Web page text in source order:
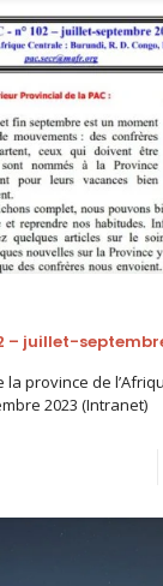
– juillet-
la province de
2023 (Intranet)